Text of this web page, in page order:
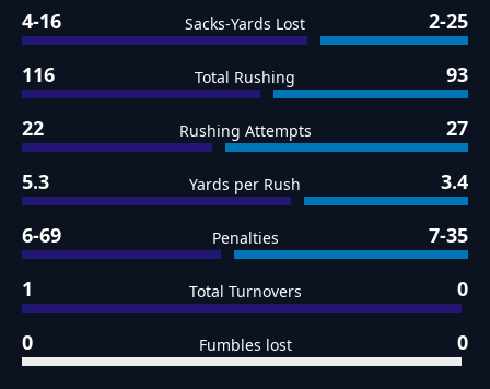
4-16 Sacks-Yards Lost 2-25
116 Total Rushing 93
22 Rushing Attempts 27
5.3 Yards per Rush 3.4
6-69 Penalties 7-35
1 Total Turnovers 0
0 Fumbles lost 0